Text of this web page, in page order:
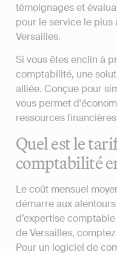
témoignages et
pour le service le plus
Versailles.
Si vous êtes enclin à
comptabilité, une
alliée. Conçue pour
vous permet
ressources
Quel est le
comptabilité
Le coût mensuel
démarre aux
d’expertise
de Versailles,
Pour un logiciel de